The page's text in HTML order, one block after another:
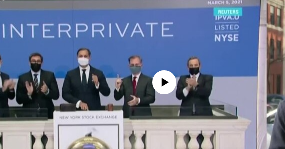
No media source currently available